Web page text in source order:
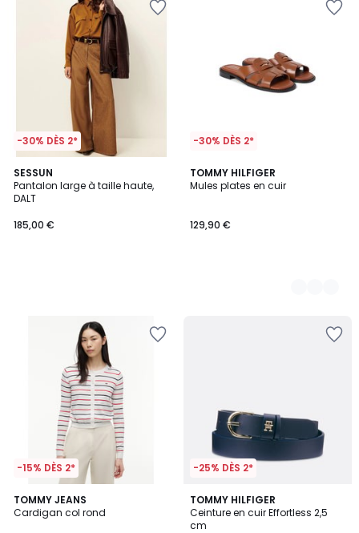
-30% DÈS 2*
SESSUN
Pantalon large à taille haute,
DALT
185,00 €
-30% DÈS 2*
TOMMY HILFIGER
Mules plates en cuir
129,90 €
2
Couleurs
-15% DÈS 2*
TOMMY JEANS
Cardigan col rond
2
Couleurs
-25% DÈS 2*
TOMMY HILFIGER
Ceinture en cuir Effortless 2,5
cm
4,2
/ 5
4
Couleurs